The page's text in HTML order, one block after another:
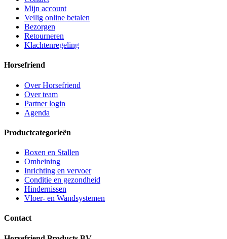
Mijn account
Veilig online betalen
Bezorgen
Retourneren
Klachtenregeling
Horsefriend
Over Horsefriend
Over team
Partner login
Agenda
Productcategorieën
Boxen en Stallen
Omheining
Inrichting en vervoer
Conditie en gezondheid
Hindernissen
Vloer- en Wandsystemen
Contact